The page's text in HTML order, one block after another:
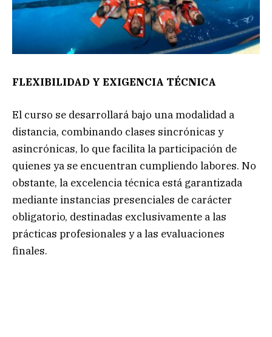
FLEXIBILIDAD Y EXIGENCIA TÉCNICA
El curso se desarrollará bajo una modalidad a
distancia, combinando clases sincrónicas y
asincrónicas, lo que facilita la participación de
quienes ya se encuentran cumpliendo labores. No
obstante, la excelencia técnica está garantizada
mediante instancias presenciales de carácter
obligatorio, destinadas exclusivamente a las
prácticas profesionales y a las evaluaciones
finales.